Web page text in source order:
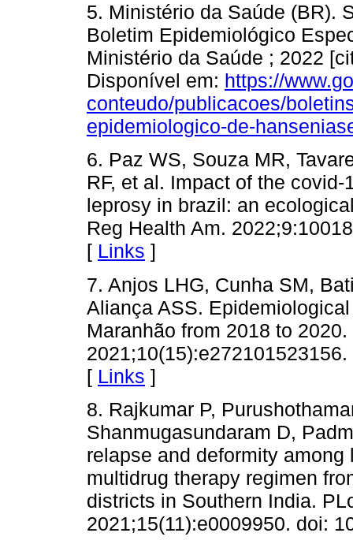
5. Ministério da Saúde (BR).
Boletim Epidemiológico
Ministério da Saúde ; 2022
Disponível em: https://
conteudo/publicacoes/
epidemiologico-de-
6. Paz WS, Souza MR,
RF, et al. Impact of the
leprosy in brazil: an
Reg Health Am.
[ Links ]
7. Anjos LHG, Cunha SM,
Aliança ASS.
Maranhão from 2018 to
[ Links ]
8. Rajkumar P,
Shanmugasundaram D,
relapse and deformity
multidrug therapy regimen
districts in Southern India.
2021;15(11):e0009950. doi: